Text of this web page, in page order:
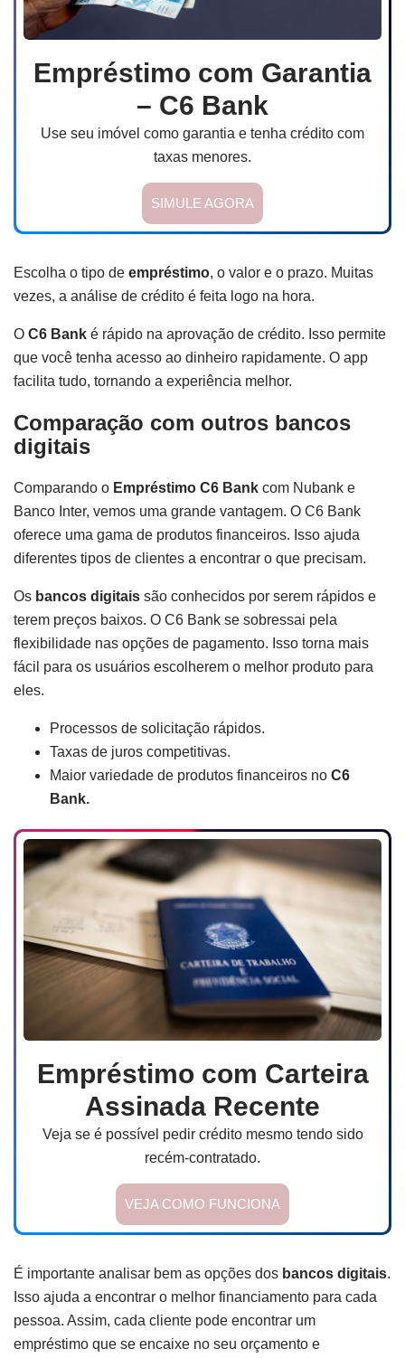
Empréstimo com Garantia
– C6 Bank
Use seu imóvel como garantia e tenha crédito com
taxas menores.
SIMULE AGORA
Escolha o tipo de empréstimo, o valor e o prazo. Muitas
vezes, a análise de crédito é feita logo na hora.
O C6 Bank é rápido na aprovação de crédito. Isso permite
que você tenha acesso ao dinheiro rapidamente. O app
facilita tudo, tornando a experiência melhor.
Comparação com outros bancos
digitais
Comparando o Empréstimo C6 Bank com Nubank e
Banco Inter, vemos uma grande vantagem. O C6 Bank
oferece uma gama de produtos financeiros. Isso ajuda
diferentes tipos de clientes a encontrar o que precisam.
Os bancos digitais são conhecidos por serem rápidos e
terem preços baixos. O C6 Bank se sobressai pela
flexibilidade nas opções de pagamento. Isso torna mais
fácil para os usuários escolherem o melhor produto para
eles.
Processos de solicitação rápidos.
Taxas de juros competitivas.
Maior variedade de produtos financeiros no C6
Bank.
Empréstimo com Carteira
Assinada Recente
Veja se é possível pedir crédito mesmo tendo sido
recém-contratado.
VEJA COMO FUNCIONA
É importante analisar bem as opções dos bancos digitais.
Isso ajuda a encontrar o melhor financiamento para cada
pessoa. Assim, cada cliente pode encontrar um
empréstimo que se encaixe no seu orçamento e